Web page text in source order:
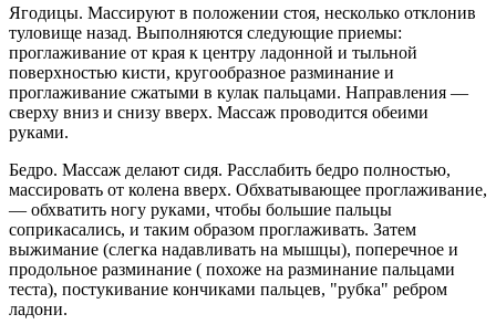
Ягодицы. Массируют в положении стоя, несколько отклонив
туловище назад. Выполняются следующие приемы:
проглаживание от края к центру ладонной и тыльной
поверхностью кисти, кругообразное разминание и
проглаживание сжатыми в кулак пальцами. Направления —
сверху вниз и снизу вверх. Массаж проводится обеими
руками.
Бедро. Массаж делают сидя. Расслабить бедро полностью,
массировать от колена вверх. Обхватывающее проглаживание,
— обхватить ногу руками, чтобы большие пальцы
соприкасались, и таким образом проглаживать. Затем
выжимание (слегка надавливать на мышцы), поперечное и
продольное разминание ( похоже на разминание пальцами
теста), постукивание кончиками пальцев, "рубка" ребром
ладони.